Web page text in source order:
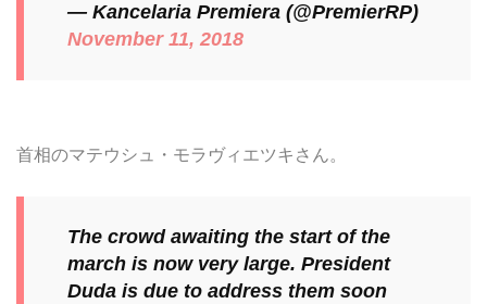
— Kancelaria Premiera (@PremierRP)
November 11, 2018
首相のマテウシュ・モラヴィエツキさん。
The crowd awaiting the start of the
march is now very large. President
Duda is due to address them soon